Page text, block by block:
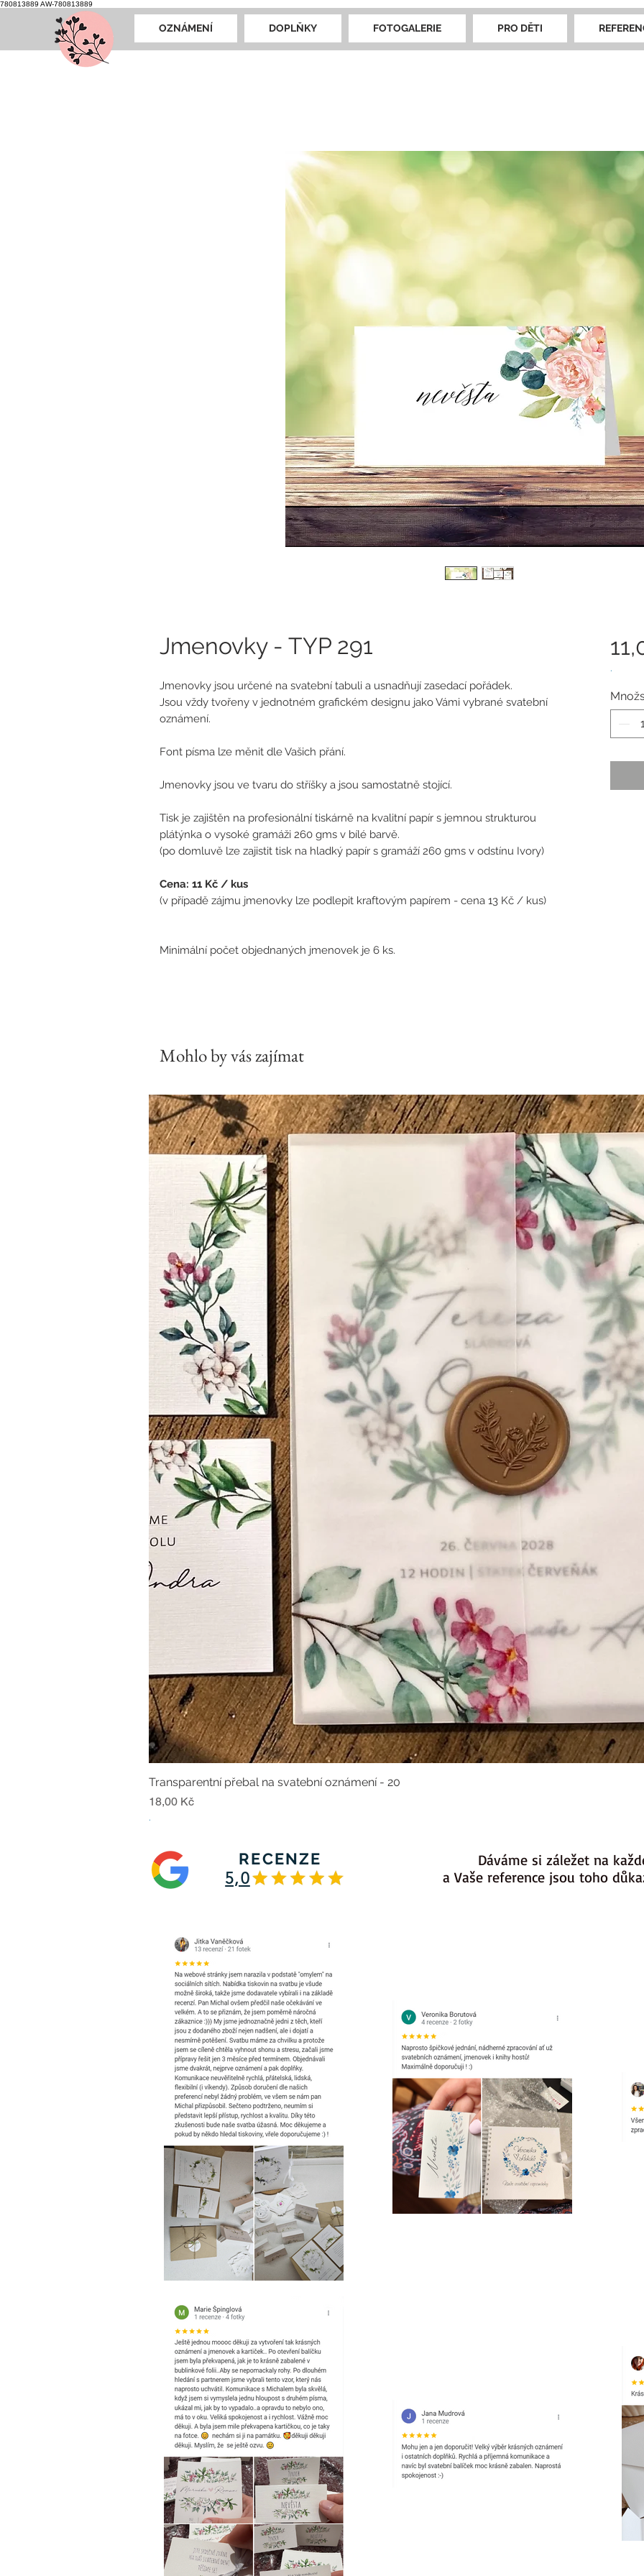
780813889 AW-780813889
OZNÁMENÍ DOPLŇKY FOTOGALERIE PRO DĚTI
Jmenovky - TYP 291
Jmenovky jsou určené na svatební tabuli a usnadňují zasedací pořádek.
Jsou vždy tvořeny v jednotném grafickém designu jako Vámi vybrané svatební
oznámení.
Font písma lze měnit dle Vašich přání.
Jmenovky jsou ve tvaru do stříšky a jsou samostatně stojící.
Tisk je zajištěn na profesionální tiskárně na kvalitní papír s jemnou strukturou
plátýnka o vysoké gramáži 260 gms v bílé barvě.
(po domluvě lze zajistit tisk na hladký papír s gramáží 260 gms v odstínu Ivory)
Cena: 11 Kč / kus
(v případě zájmu jmenovky lze podlepit kraftovým papírem - cena 13 Kč / kus)
Minimální počet objednaných jmenovek je 6 ks.
.
Mohlo by vás zajímat
Transparentní přebal na svatební oznámení - 20
Cena
18,00 Kč
.
RECENZE
5,0
Dáváme si záležet na
a Vaše reference jsou toho